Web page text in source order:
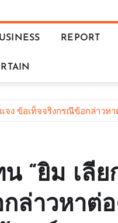
REPORT
ง ข้อเท็จจริงกรณีข้อกล่าวห
“ยิม เลี
ล่าวหาต่